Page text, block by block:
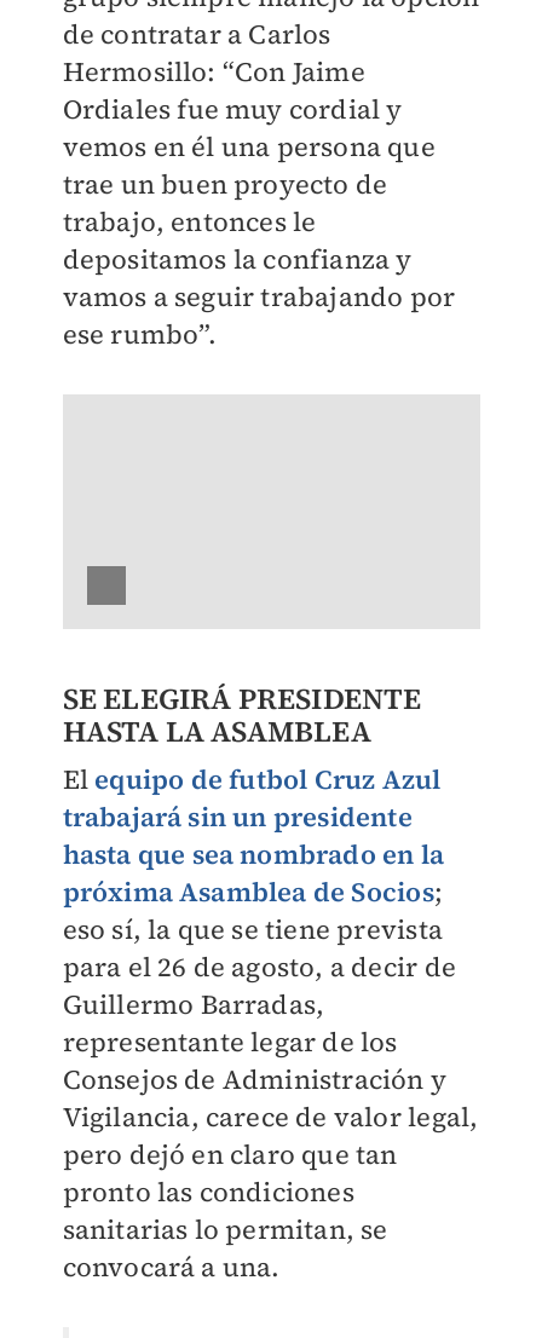
de contratar a Carlos
Hermosillo: “Con Jaime
Ordiales fue muy cordial y
vemos en él una persona que
trae un buen proyecto de
trabajo, entonces le
depositamos la confianza y
vamos a seguir trabajando por
ese rumbo”.
SE ELEGIRÁ PRESIDENTE
HASTA LA ASAMBLEA
El equipo de futbol Cruz Azul
trabajará sin un presidente
hasta que sea nombrado en la
próxima Asamblea de Socios;
eso sí, la que se tiene prevista
para el 26 de agosto, a decir de
Guillermo Barradas,
representante legar de los
Consejos de Administración y
Vigilancia, carece de valor legal,
pero dejó en claro que tan
pronto las condiciones
sanitarias lo permitan, se
convocará a una.